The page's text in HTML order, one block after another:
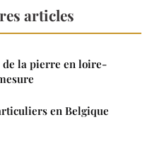
articles
de la pierre en loire-
en Belgique